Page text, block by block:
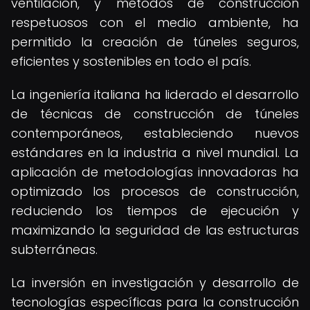
respetuosos con el medio ambiente, ha
permitido la creación de túneles seguros,
eficientes y sostenibles en todo el país.
La ingeniería italiana ha liderado el desarrollo
de técnicas de construcción de túneles
contemporáneos, estableciendo nuevos
estándares en la industria a nivel mundial. La
aplicación de metodologías innovadoras ha
optimizado los procesos de construcción,
reduciendo los tiempos de ejecución y
maximizando la seguridad de las estructuras
subterráneas.
La inversión en investigación y desarrollo de
tecnologías específicas para la construcción